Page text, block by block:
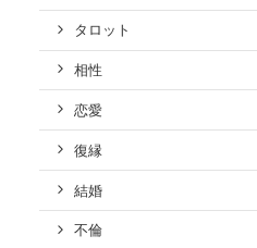
タロット
相性
恋愛
復縁
結婚
不倫